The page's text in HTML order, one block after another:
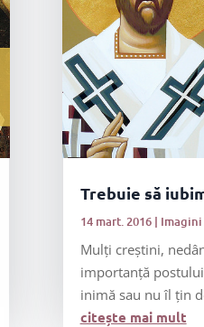
Trebuie să
14 mart. 2016| Imagini
Mulți creștini,
importanță
inimă sau nu îl țin
citește mai mult